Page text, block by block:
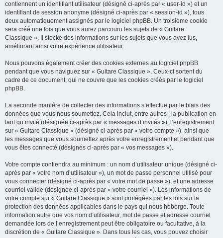
contiennent un identifiant utilisateur (désigné ci-après par « user-id ») et un
identifiant de session anonyme (désigné ci-après par « session-id »), tous
deux automatiquement assignés par le logiciel phpBB. Un troisième cookie
sera créé une fois que vous aurez parcouru les sujets de « Guitare
Classique ». Il stocke des informations sur les sujets que vous avez lus,
améliorant ainsi votre expérience utilisateur.
Nous pouvons également créer des cookies externes au logiciel phpBB
pendant que vous naviguez sur « Guitare Classique ». Ceux-ci sortent du
cadre de ce document, qui ne couvre que les cookies créés par le logiciel
phpBB.
La seconde manière de collecter des informations s’effectue par le biais des
données que vous nous soumettez. Cela inclut, entre autres : la publication en
tant qu’invité (désignée ci-après par « messages d’invités »), l’enregistrement
sur « Guitare Classique » (désigné ci-après par « votre compte »), ainsi que
les messages que vous soumettez après votre enregistrement et pendant que
vous êtes connecté (désignés ci-après par « vos messages »).
Votre compte contiendra au minimum : un nom d’utilisateur unique (désigné ci-
après par « votre nom d’utilisateur »), un mot de passe personnel utilisé pour
vous connecter (désigné ci-après par « votre mot de passe »), et une adresse
courriel valide (désignée ci-après par « votre courriel »). Les informations de
votre compte sur « Guitare Classique » sont protégées par les lois sur la
protection des données applicables dans le pays qui nous héberge. Toute
information autre que vos nom d’utilisateur, mot de passe et adresse courriel
demandée lors de l’enregistrement peut être obligatoire ou facultative, à la
discrétion de « Guitare Classique ». Dans tous les cas, vous pouvez choisir